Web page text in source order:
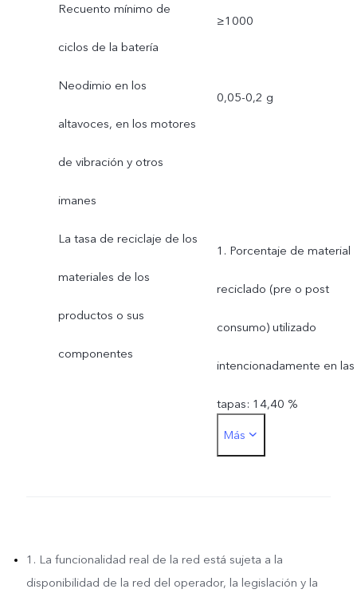
Recuento mínimo de
ciclos de la batería
≥1000
Neodimio en los
altavoces, en los motores
de vibración y otros
imanes
0,05-0,2 g
La tasa de reciclaje de los
materiales de los
productos o sus
componentes
1. Porcentaje de material
reciclado (pre o post
consumo) utilizado
intencionadamente en las
tapas: 14,40 %
2. Porcentaje de material
intencionadamente en
Más
1. La funcionalidad real de la red está sujeta a la
disponibilidad de la red del operador, la legislación y la